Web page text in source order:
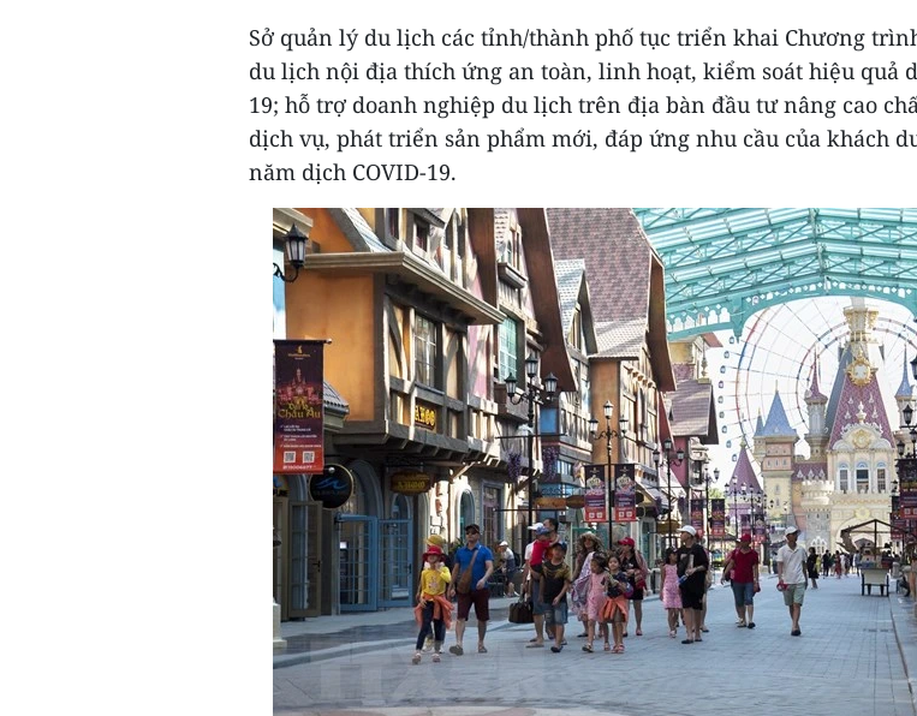
Sở quản lý du lịch các tỉnh/thành phố tục triển khai Chương
du lịch nội địa thích ứng an toàn, linh hoạt, kiểm soát hiệu quả
19; hỗ trợ doanh nghiệp du lịch trên địa bàn đầu tư nâng cao
dịch vụ, phát triển sản phẩm mới, đáp ứng nhu cầu của khách
năm dịch COVID-19.